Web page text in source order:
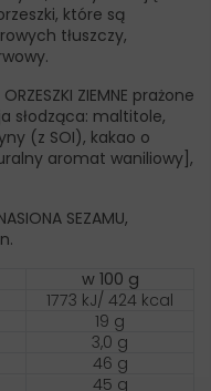
które są
tłuszczy,
ZIEMNE prażone
słodząca: maltitole,
(z SOI), kakao o
aromat waniliowy],
SEZAMU,
w 100 g
1773 kJ/ 424 kcal
19 g
3,0 g
46 g
45 g